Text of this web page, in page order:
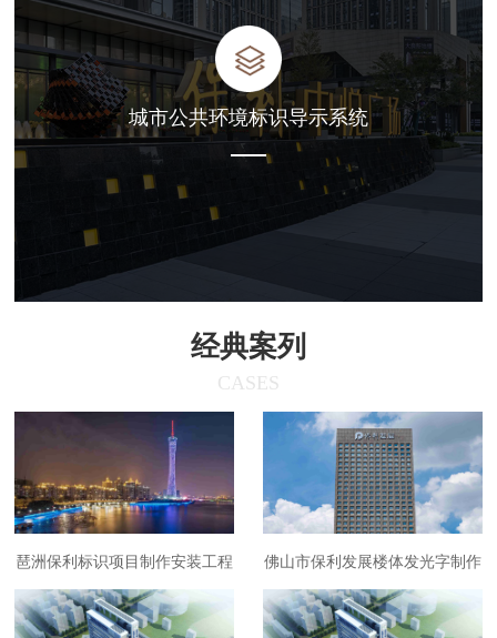
城市公共环境标识导示系统
经典案列
CASES
琶洲保利标识项目制作安装工程 佛山市保利发展楼体发光字制作
安装工程